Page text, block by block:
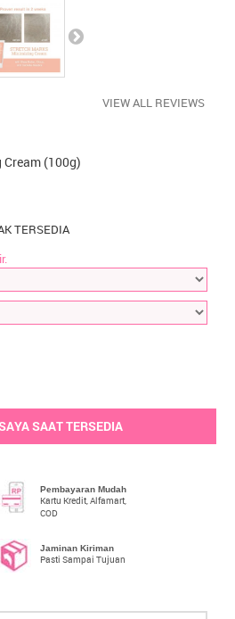
(100g)
VIEW ALL REVIEWS
TERSEDIA
SAAT TERSEDIA
Pembayaran Mudah
Kartu Kredit, Alfamart,
COD
Jaminan Kiriman
Pasti Sampai Tujuan